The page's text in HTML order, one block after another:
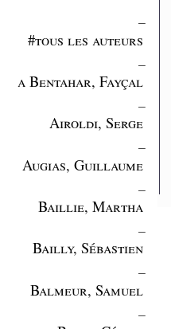
#tous les auteurs
a Bentahar, Fayçal
Airoldi, Serge
Augias, Guillaume
Baillie, Martha
Bailly, Sébastien
Balmeur, Samuel